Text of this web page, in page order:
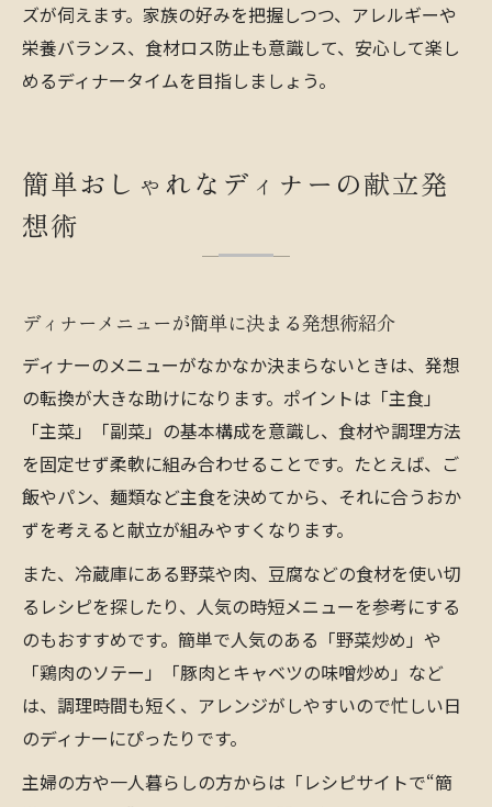
ズが伺えます。家族の好みを把握しつつ、アレルギーや
栄養バランス、食材ロス防止も意識して、安心して楽し
めるディナータイムを目指しましょう。
簡単おしゃれなディナーの献立発
想術
ディナーメニューが簡単に決まる発想術紹介
ディナーのメニューがなかなか決まらないときは、発想
の転換が大きな助けになります。ポイントは「主食」
「主菜」「副菜」の基本構成を意識し、食材や調理方法
を固定せず柔軟に組み合わせることです。たとえば、ご
飯やパン、麺類など主食を決めてから、それに合うおか
ずを考えると献立が組みやすくなります。
また、冷蔵庫にある野菜や肉、豆腐などの食材を使い切
るレシピを探したり、人気の時短メニューを参考にする
のもおすすめです。簡単で人気のある「野菜炒め」や
「鶏肉のソテー」「豚肉とキャベツの味噌炒め」など
は、調理時間も短く、アレンジがしやすいので忙しい日
のディナーにぴったりです。
主婦の方や一人暮らしの方からは「レシピサイトで“簡